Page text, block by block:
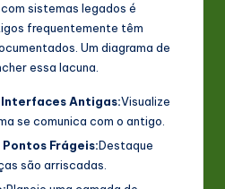
sistemas legados é
frequentemente têm
Um diagrama de
essa lacuna.
Antigas:Visualize
se comunica com o antigo.
Frágeis:Destaque
são arriscadas.